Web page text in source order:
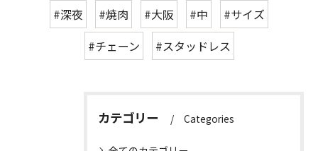
#深夜 #焼肉 #大阪 #中
#サイズ
#チェーン
#スタッドレス
カテゴリー Categories